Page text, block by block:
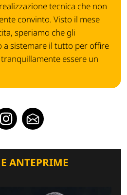
tecnica che non
convinto. Visto il mese
speriamo che gli
a sistemare il tutto per offire
essere un
ANTEPRIME